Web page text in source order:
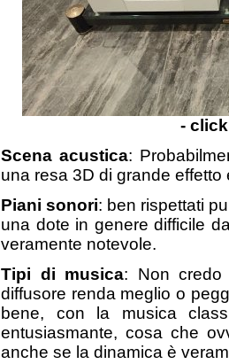
-
Scena acustica:
una resa 3D di grande
Piani sonori: ben rispettati
una dote in genere difficile
veramente notevole.
Tipi di musica: Non
diffusore renda meglio o
bene, con la musica
entusiasmante, cosa che
anche se la dinamica è